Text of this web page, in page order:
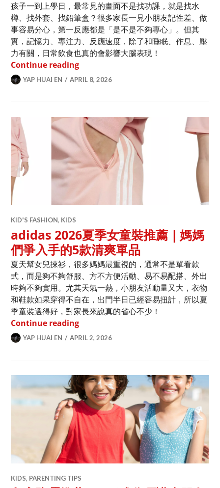
孩子一到上學日，最常見的畫面不是找功課，就是找水
樽、找外套、找鉛筆盒？很多家長一見小朋友記性差、做
事容易分心，第一反應都是「是不是不夠專心」。但其
實，記憶力、專注力、反應速度，除了和睡眠、作息、壓
力有關，日常飲食也真的會影響大腦表現！
Continue reading小朋友成日忘東忘西？吃這12樣補腦食
YAP HUAI EN APRIL 8, 2026
KID'S FASHION, KIDS
adidas 2026夏季女童裝推薦｜媽媽
們爭入手的5款清爽單品
夏天幫女兒揀衫，很多媽媽最重視的，通常不是單看款
式，而是夠不夠舒服、方不方便活動、易不易配搭、外出
時夠不夠實用。尤其天氣一熱，小朋友活動量又大，衣物
和鞋款如果穿得不自在，出門半日已經容易扭計，所以夏
季童裝選得好，對家長來說真的省心不少！
Continue readingadidas 2026夏季女童裝推薦｜媽媽們
YAP HUAI EN APRIL 2, 2026
KIDS, PARENTING TIPS